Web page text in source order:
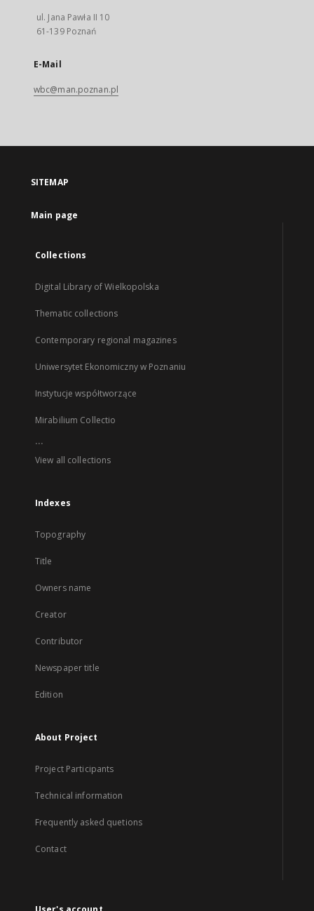
ul. Jana Pawła II 10
61-139 Poznań
E-Mail
wbc@man.poznan.pl
SITEMAP
Main page
Collections
Digital Library of Wielkopolska
Thematic collections
Contemporary regional magazines
Uniwersytet Ekonomiczny w Poznaniu
Instytucje współtworzące
Mirabilium Collectio
...
View all collections
Indexes
Topography
Title
Owners name
Creator
Contributor
Newspaper title
Edition
About Project
Project Participants
Technical information
Frequently asked quetions
Contact